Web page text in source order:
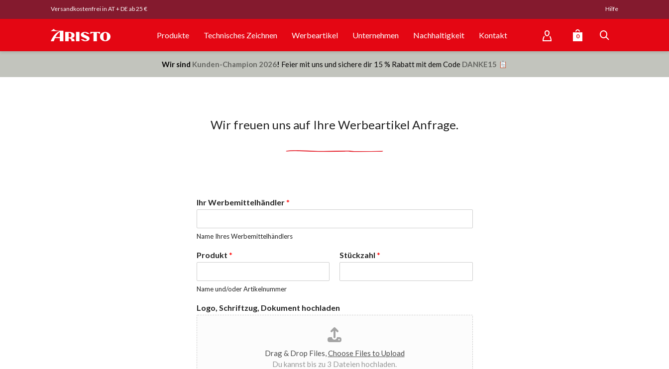
Versandkostenfrei in AT + DE ab 25 € Hilfe
Produkte Technisches Zeichnen Werbeartikel Unternehmen Nachhaltigkeit Kontakt 0
Wir sind Kunden-Champion 2026! Feier mit uns und sichere dir 15 % Rabatt mit dem Code DANKE15
Wir freuen uns auf Ihre Werbeartikel Anfrage.
Ihr Werbemittelhändler*
Name Ihres Werbemittelhändlers
Produkt *
Name und/oder Artikelnummer
Stückzahl *
Logo, Schriftzug, Dokument hochladen
Drag & Drop Files,Choose Files to Upload
Du kannst bis zu 3 Dateien hochladen.